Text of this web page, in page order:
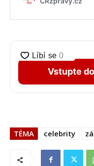
Vstupte
TÉMA celebrity